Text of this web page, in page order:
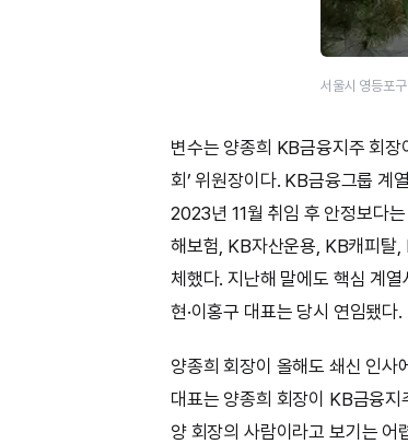
서울시 영등포
변수는 양종희 KB금융지주 회
회’ 위원장이다. KB금융그룹 계
2023년 11월 취임 후 안정보다
해보험, KB자산운용, KB캐피탈
체했다. 지난해 말에도 핵심 계
현·이홍구 대표는 당시 연임됐다.
양종희 회장이 올해도 쇄신 인사
대표는 양종희 회장이 KB금융
양 회장의 사람이라고 보기는